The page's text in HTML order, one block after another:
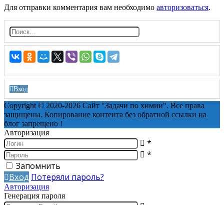
Для отправки комментария вам необходимо авторизоваться.
Н
а
й
т
и:
Вход
Copyright © 2020-2026 Сайт "Задачи по химии". Все права
защищены. Копирование контента без обратной ссылки на
блог запрещено !
Авторизация
*
*
Запомнить
Вход Потеряли пароль?
Авторизация
Генерация пароля